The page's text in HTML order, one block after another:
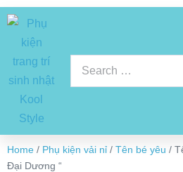
Home / Phụ kiện vải nỉ / Tên bé yêu /
Đại Dương “